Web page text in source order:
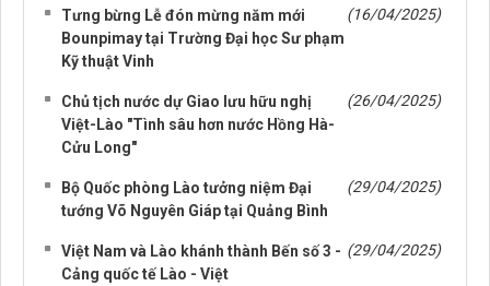
Tưng bừng Lễ đón mừng năm mới
Bounpimay tại Trường Đại học Sư phạm
Kỹ thuật Vinh
(16/04/2025)
Chủ tịch nước dự Giao lưu hữu nghị
Việt-Lào "Tình sâu hơn nước Hồng Hà-
Cửu Long"
(26/04/2025)
Bộ Quốc phòng Lào tưởng niệm Đại
tướng Võ Nguyên Giáp tại Quảng Bình
(29/04/2025)
Việt Nam và Lào khánh thành Bến số 3 -
Cảng quốc tế Lào - Việt
(29/04/2025)